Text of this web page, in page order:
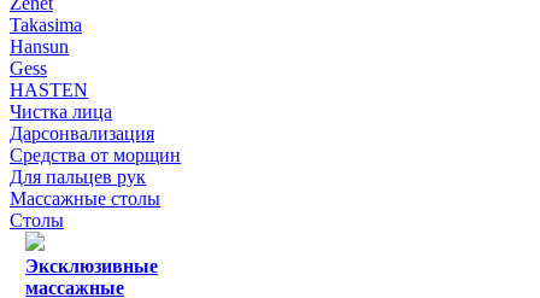
Takasima
Hansun
Gess
HASTEN
Чистка лица
Дарсонвализация
Средства от морщин
Для пальцев рук
Массажные столы
Столы
Эксклюзивные
массажные